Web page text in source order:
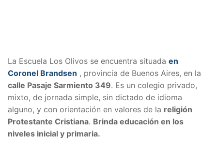
La Escuela Los Olivos se encuentra situada en
Coronel Brandsen , provincia de Buenos Aires, en la
calle Pasaje Sarmiento 349. Es un colegio privado,
mixto, de jornada simple, sin dictado de idioma
alguno, y con orientación en valores de la religión
Protestante Cristiana. Brinda educación en los
niveles inicial y primaria.